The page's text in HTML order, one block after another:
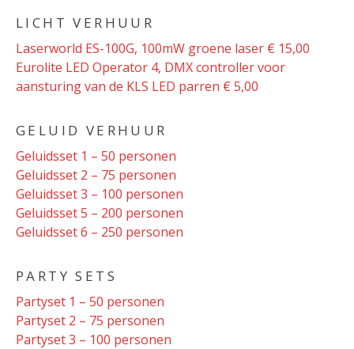
LICHT VERHUUR
Laserworld ES-100G, 100mW groene laser € 15,00
Eurolite LED Operator 4, DMX controller voor
aansturing van de KLS LED parren € 5,00
GELUID VERHUUR
Geluidsset 1 – 50 personen
Geluidsset 2 – 75 personen
Geluidsset 3 – 100 personen
Geluidsset 5 – 200 personen
Geluidsset 6 – 250 personen
PARTY SETS
Partyset 1 – 50 personen
Partyset 2 – 75 personen
Partyset 3 – 100 personen